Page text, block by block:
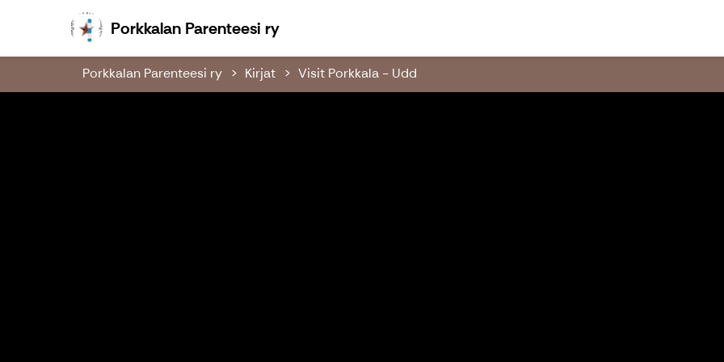
Porkkalan Parenteesi ryPorkkalan Parenteesi ry
Porkkalan Parenteesi ry Kirjat Visit Porkkala - Udd